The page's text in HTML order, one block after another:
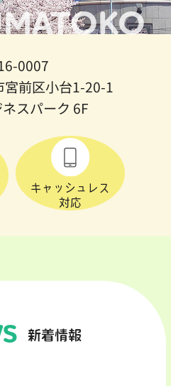
0007
宮前区小台1-20-1
スパーク 6F
キャッシュレス
対応
新着情報